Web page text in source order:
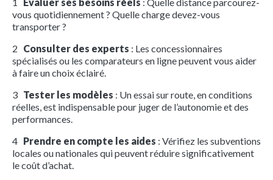
vous quotidiennement ? Quelle charge devez-vous
transporter ?
2 Consulter des experts : Les concessionnaires
spécialisés ou les comparateurs en ligne peuvent vous aider
à faire un choix éclairé.
3 Tester les modèles : Un essai sur route, en conditions
réelles, est indispensable pour juger de l’autonomie et des
performances.
4 Prendre en compte les aides : Vérifiez les subventions
locales ou nationales qui peuvent réduire significativement
le coût d’achat.